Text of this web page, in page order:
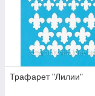
Трафарет "Лилии"